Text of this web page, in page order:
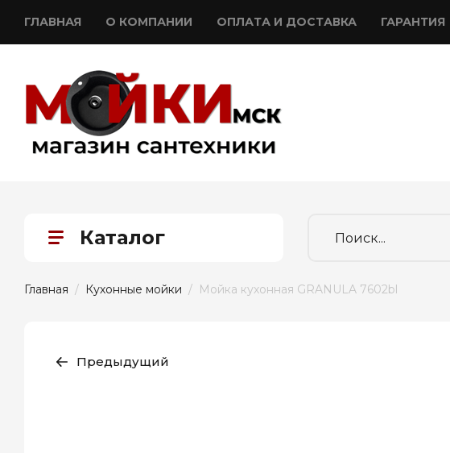
ГЛАВНАЯ О КОМПАНИИ ОПЛАТА И ДОСТАВКА ГАРАНТИЯ
Каталог
Главная / Кухонные мойки /  Мойка кухонная GRANULA 7602bl
Предыдущий